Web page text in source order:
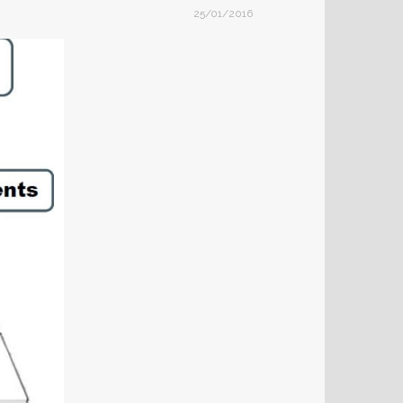
25/01/2016